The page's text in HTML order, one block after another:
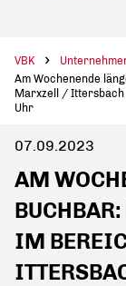
VBK
Am Wochenende
Marxzell / Ittersbach
Uhr
07.09.2023
AM
IM